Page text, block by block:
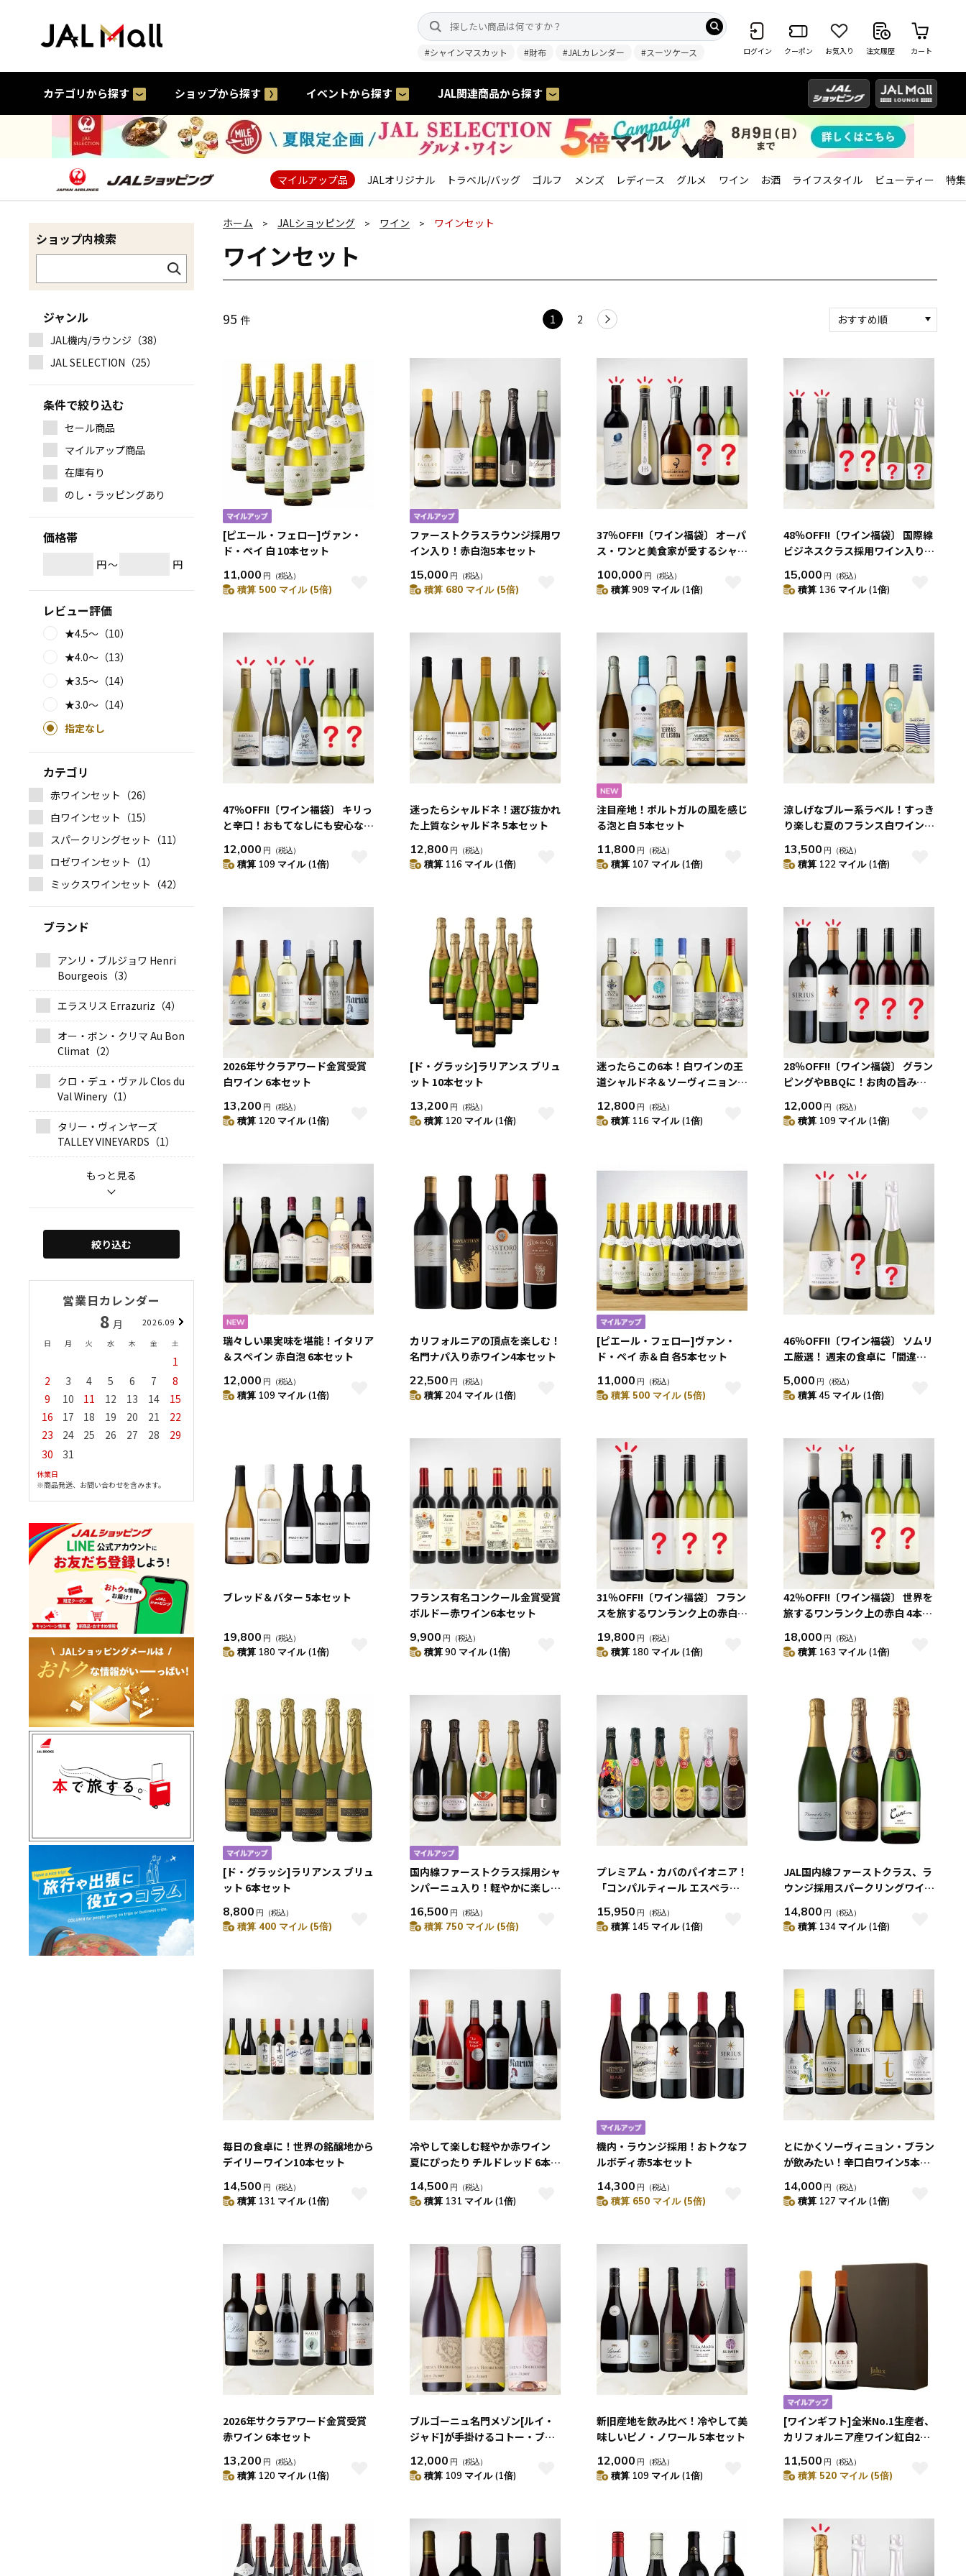
#シャインマスカット #財布 #JALカレンダー #スーツケース ログイン クーポン お気入り 注文履歴 カート
カテゴリから探す ショップから探す イベントから探す JAL関連商品から探す
マイルアップ品 JALオリジナル トラベル/バッグ ゴルフ メンズ レディース グルメ ワイン お酒 ライフスタイル ビューティー 特集
ショップ内検索
マイルアップ商品
条件で絞り込む
セール商品
在庫有り
のし・ラッピングあり
価格帯
円～ 円
レビュー評価
★4.5～（10）
★4.0～（13）
★3.5～（14）
★3.0～（14）
指定なし
カテゴリ
赤ワインセット（26）
白ワインセット（15）
スパークリングセット（11）
ロゼワインセット（1）
ミックスワインセット（42）
ブランド
アンリ・ブルジョワ Henri
Bourgeois（3）
エラスリス Errazuriz（4）
オー・ボン・クリマ Au Bon
Climat（2）
クロ・デュ・ヴァル Clos du
Val Winery（1）
タリー・ヴィンヤーズ
TALLEY VINEYARDS（1）
ジャンル
JAL機内/ラウンジ（38）
JAL SELECTION（25）
絞り込む
営業日カレンダー
8 月
2026.09
日
月 火 水 木 金 土
1
2
3 4 5 6 7
8
9
10 11 12 13 14
15
16
17 18 19 20 21
22
23
24 25 26 27 28
29
30
31
9
月 火 水 木 金 土
1 2 3 4
5
7 8 9 10
14 15 16 17 18
日
火 水 木 金 土
1 2
3
6 7 9
13 14 15 16
17
27 28 29
休業日
※商品発送、お問い合わせを含みます。
ホーム > JALショッピング > ワイン > ワインセット
ワインセット
95 件 1 2
おすすめ順
積算マイル率（高い
レビュー件数（多い
順）
レビュー評価（高い
順）
価格（安い順）
価格（高い順）
[ピエール・フェロー]ヴァン・
ド・ペイ 白 10本セット
11,000 円 （税込）
積算 500 マイル (5倍)
ファーストクラスラウンジ採用ワ
イン入り！赤白泡5本セット
15,000 円 （税込）
積算 680 マイル (5倍)
37％OFF!!〔ワイン福袋〕 オーパ
ス・ワンと美食家が愛するシャン
セット
100,000 円 （税込）
積算 909 マイル (1倍)
48％OFF!!〔ワイン福袋〕 国際線
ビジネスクラス採用ワイン入り！
15,000 円 （税込）
積算 136 マイル (1倍)
47％OFF!!〔ワイン福袋〕 キリっ
と辛口！おもてなしにも安心なお
ト
12,000 円 （税込）
積算 109 マイル (1倍)
迷ったらシャルドネ！選び抜かれ
た上質なシャルドネ 5本セット
12,800 円 （税込）
積算 116 マイル (1倍)
注目産地！ポルトガルの風を感じ
る泡と白 5本セット
11,800 円 （税込）
積算 107 マイル (1倍)
涼しげなブルー系ラベル！すっき
り楽しむ夏のフランス白ワイン厳
13,500 円 （税込）
積算 122 マイル (1倍)
2026年サクラアワード金賞受賞
白ワイン 6本セット
13,200 円 （税込）
積算 120 マイル (1倍)
[ド・グラッシ]ラリアンス ブリュ
ット 10本セット
13,200 円 （税込）
積算 120 マイル (1倍)
迷ったらこの6本！白ワインの王
道シャルドネ＆ソーヴィニョン・
ット
12,800 円 （税込）
積算 116 マイル (1倍)
28％OFF!!〔ワイン福袋〕 グラン
ピングやBBQに！お肉の旨みを
本セット
12,000 円 （税込）
積算 109 マイル (1倍)
瑞々しい果実味を堪能！イタリア
＆スペイン 赤白泡 6本セット
12,000 円 （税込）
積算 109 マイル (1倍)
カリフォルニアの頂点を楽しむ！
名門ナパ入り赤ワイン4本セット
22,500 円 （税込）
積算 204 マイル (1倍)
[ピエール・フェロー]ヴァン・
ド・ペイ 赤＆白 各5本セット
11,000 円 （税込）
積算 500 マイル (5倍)
46％OFF!!〔ワイン福袋〕 ソムリ
エ厳選！ 週末の食卓に「間違い
5,000 円 （税込）
積算 45 マイル (1倍)
ブレッド＆バター 5本セット
19,800 円 （税込）
積算 180 マイル (1倍)
フランス有名コンクール金賞受賞
ボルドー赤ワイン6本セット
9,900 円 （税込）
積算 90 マイル (1倍)
31％OFF!!〔ワイン福袋〕 フラン
スを旅するワンランク上の赤白 4
19,800 円 （税込）
積算 180 マイル (1倍)
42％OFF!!〔ワイン福袋〕 世界を
旅するワンランク上の赤白 4本セ
18,000 円 （税込）
積算 163 マイル (1倍)
[ド・グラッシ]ラリアンス ブリュ
ット 6本セット
8,800 円 （税込）
積算 400 マイル (5倍)
国内線ファーストクラス採用シャ
ンパーニュ入り！軽やかに楽しむ
16,500 円 （税込）
積算 750 マイル (5倍)
プレミアム・カバのパイオニア！
「コンパルティール エスペラー
本セット
15,950 円 （税込）
積算 145 マイル (1倍)
JAL国内線ファーストクラス、ラ
ウンジ採用スパークリングワイン
14,800 円 （税込）
積算 134 マイル (1倍)
毎日の食卓に！世界の銘醸地から
デイリーワイン10本セット
14,500 円 （税込）
積算 131 マイル (1倍)
冷やして楽しむ軽やか赤ワイン
夏にぴったり チルドレッド 6本セ
14,500 円 （税込）
積算 131 マイル (1倍)
機内・ラウンジ採用！おトクなフ
ルボディ赤5本セット
14,300 円 （税込）
積算 650 マイル (5倍)
とにかくソーヴィニョン・ブラン
が飲みたい！辛口白ワイン5本セ
14,000 円 （税込）
積算 127 マイル (1倍)
2026年サクラアワード金賞受賞
赤ワイン 6本セット
13,200 円 （税込）
積算 120 マイル (1倍)
ブルゴーニュ名門メゾン[ルイ・
ジャド]が手掛けるコトー・ブル
12,000 円 （税込）
積算 109 マイル (1倍)
新旧産地を飲み比べ！冷やして美
味しいピノ・ノワール 5本セット
12,000 円 （税込）
積算 109 マイル (1倍)
[ワインギフト]全米No.1生産者、
カリフォルニア産ワイン紅白2本
11,500 円 （税込）
積算 520 マイル (5倍)